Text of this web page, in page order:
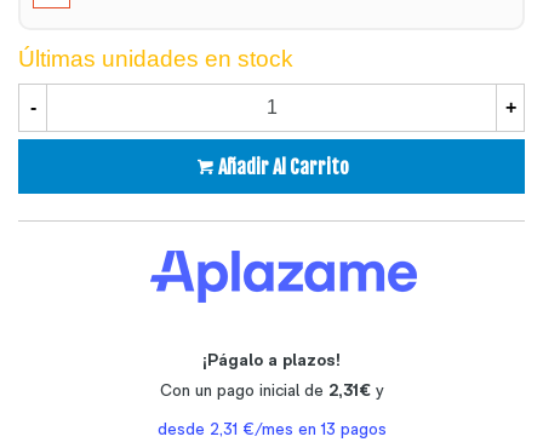
Últimas unidades en stock
- +
Añadir Al Carrito